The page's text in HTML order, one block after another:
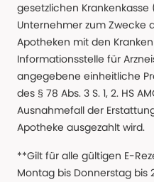
gesetzlichen
Unternehmer zum Zwecke
Apotheken mit den
Informationsstelle für
angegebene einheitliche
des § 78 Abs. 3 S. 1, 2. HS
Ausnahmefall der
Apotheke ausgezahlt wird.
**Gilt für alle gültigen E-
Montag bis Donnerstag bis